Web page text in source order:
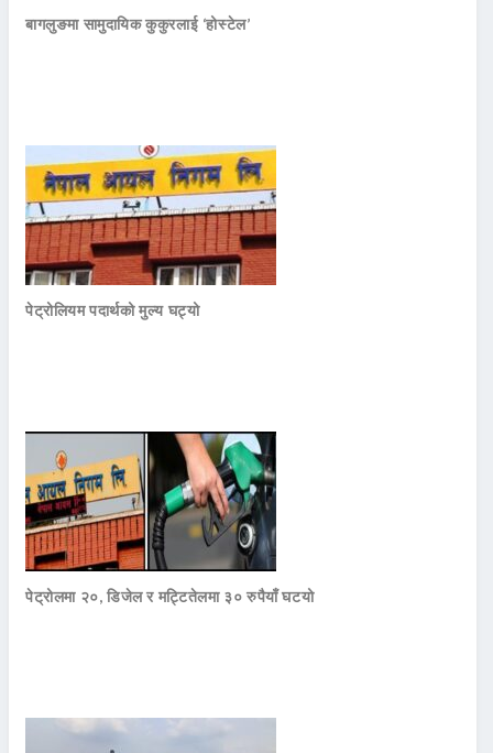
बागलुङमा सामुदायिक कुकुरलाई ‘होस्टेल’
पेट्रोलियम पदार्थको मुल्य घट्यो
पेट्रोलमा २०, डिजेल र मट्टितेलमा ३० रुपैयाँ घटयो